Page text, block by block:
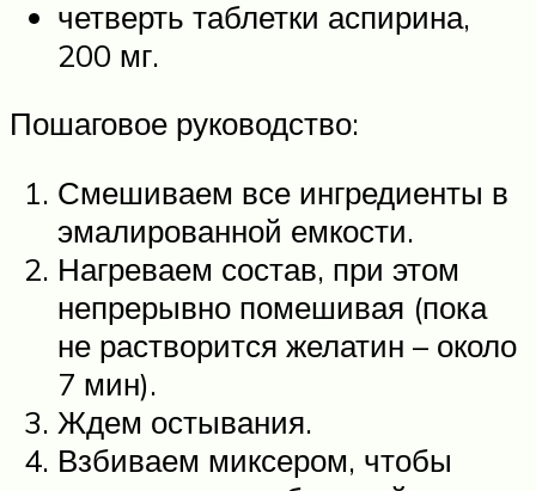
четверть таблетки аспирина,
200 мг.
Пошаговое руководство:
Смешиваем все ингредиенты в
эмалированной емкости.
Нагреваем состав, при этом
непрерывно помешивая (пока
не растворится желатин – около
7 мин).
Ждем остывания.
Взбиваем миксером, чтобы